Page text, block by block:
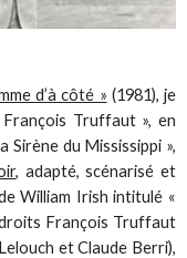
d’à côté » (1981), je
François Truffaut », en
Sirène du Mississippi »,
, adapté, scénarisé et
William Irish intitulé «
François Truffaut
et Claude Berri),